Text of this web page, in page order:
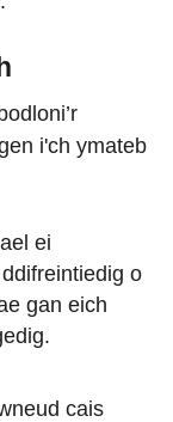
i'ch ymateb
ei
o
gan eich
cais